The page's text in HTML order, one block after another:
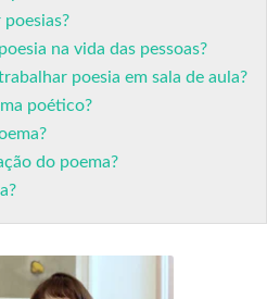
na vida das pessoas?
poesia em sala de aula?
poético?
do poema?